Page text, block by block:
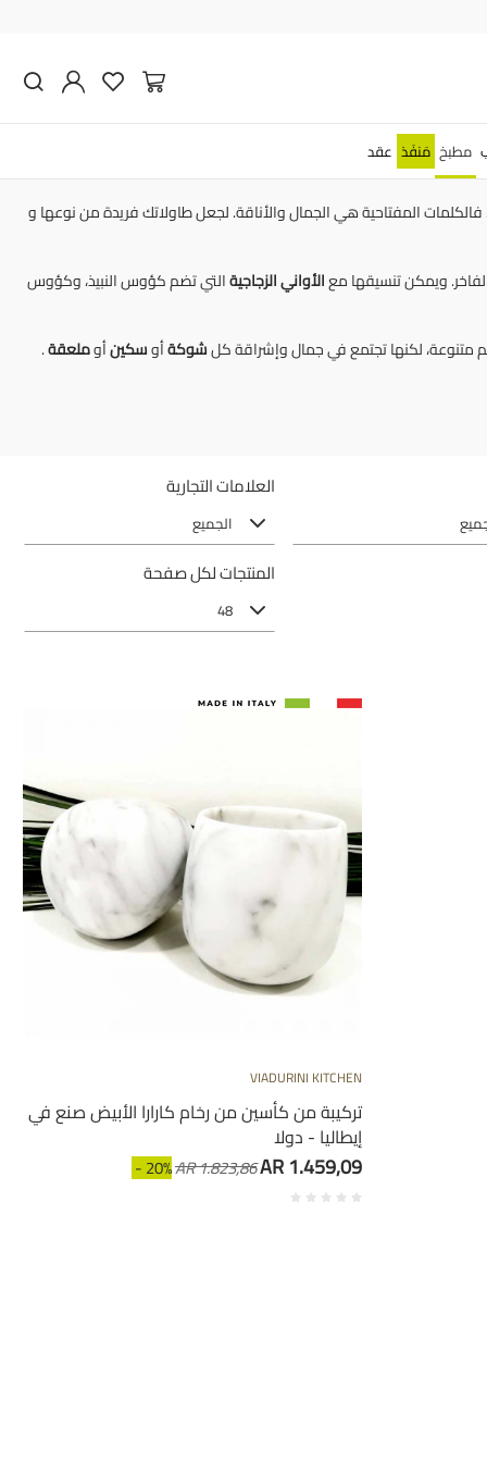
مطبخ مَنفَذ عقد
في إيطاليا
المفتاحية هي الجمال والأناقة.لجعل طاولاتك فريدة من نوعهاو
ويمكن تنسيقها معالأواني الزجاجيةالتي تضم كؤوس النبيذ، وكؤوس
متنوعة، لكنها تجتمع في جمال وإشراقة كلشوكةأوسكينأوملعقة.
العلامات التجارية
الجميع
المنتجات لكل صفحة
48
VIADURINI KITCHEN
تركيبة من كأسين من رخام كارارا الأبيض صنع في
إيطاليا - دولا
- 20%AR 1.823,86AR 1.459,09